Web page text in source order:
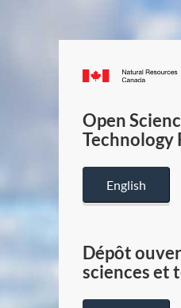
Open
Technology
English
Dépôt
sciences et